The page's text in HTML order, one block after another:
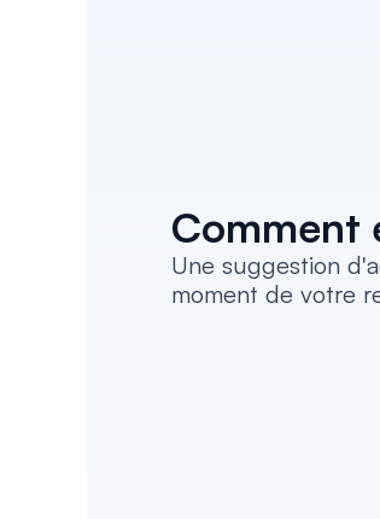
Comment
Une suggestion
moment de votre